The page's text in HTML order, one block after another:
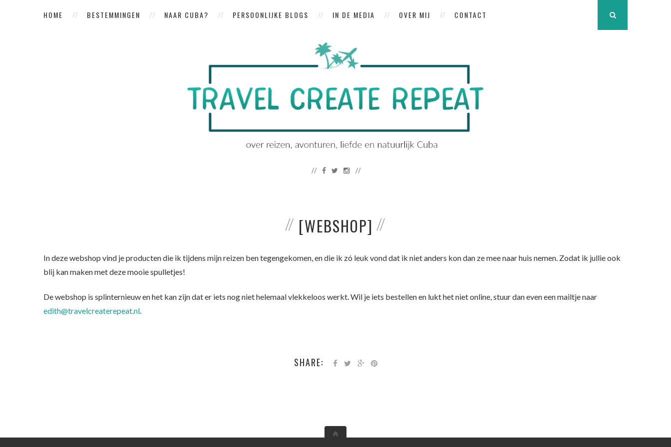
HOME BESTEMMINGEN NAAR CUBA? PERSOONLIJKE BLOGS IN DE MEDIA OVER MIJ CONTACT
[WEBSHOP]
In deze webshop vind je producten die ik tijdens mijn reizen ben tegengekomen, en die ik zó leuk vond dat ik niet anders kon dan ze mee naar huis nemen. Zodat ik jullie ook
blij kan maken met deze mooie spulletjes!
De webshop is splinternieuw en het kan zijn dat er iets nog niet helemaal vlekkeloos werkt. Wil je iets bestellen en lukt het niet online, stuur dan even een mailtje naar
edith@travelcreaterepeat.nl
SHARE: